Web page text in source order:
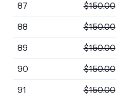
87 $150.00
88 $150.00
89 $150.00
90 $150.00
91 $150.00